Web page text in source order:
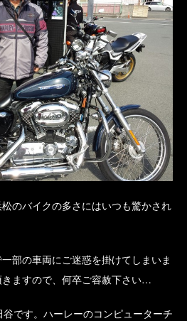
のバイクの多さにはいつも驚かされ
部の車両にご迷惑を掛けてしまいま
ますので、何卒ご容赦下さい…
です。ハーレーのコンピューターチ